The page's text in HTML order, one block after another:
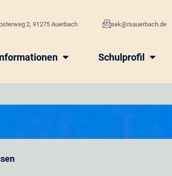
2, 91275 Auerbach sek@rsauerbach.de
Schulprofil